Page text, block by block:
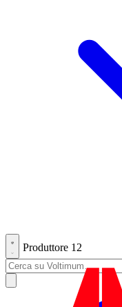
Produttore 12